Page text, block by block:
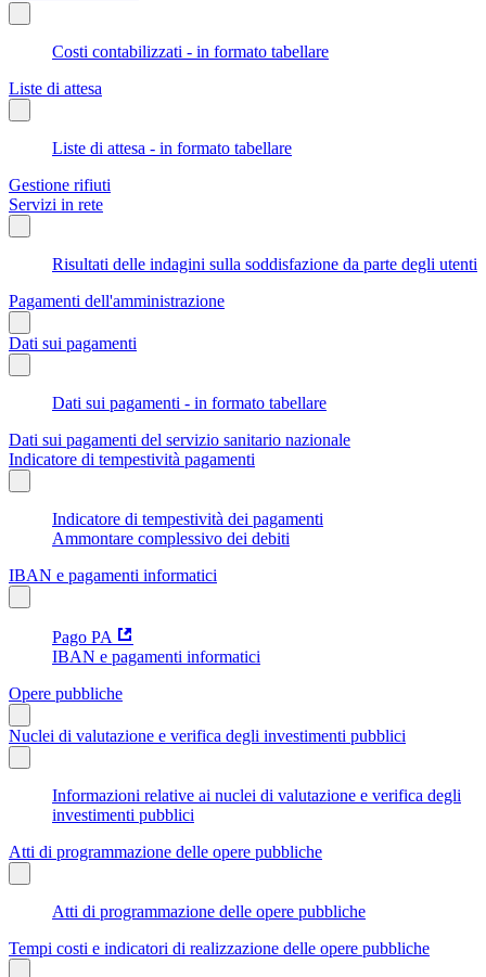
Costi contabilizzati - in formato tabellare
Liste di attesa
Liste di attesa - in formato tabellare
Gestione rifiuti
Servizi in rete
Risultati delle indagini sulla soddisfazione da parte degli utenti
Pagamenti dell'amministrazione
Dati sui pagamenti
Dati sui pagamenti - in formato tabellare
Dati sui pagamenti del servizio sanitario nazionale
Indicatore di tempestività pagamenti
Indicatore di tempestività dei pagamenti
Ammontare complessivo dei debiti
IBAN e pagamenti informatici
Pago PA
IBAN e pagamenti informatici
Opere pubbliche
Nuclei di valutazione e verifica degli investimenti pubblici
Informazioni relative ai nuclei di valutazione e verifica degli
investimenti pubblici
Atti di programmazione delle opere pubbliche
Atti di programmazione delle opere pubbliche
Tempi costi e indicatori di realizzazione delle opere pubbliche